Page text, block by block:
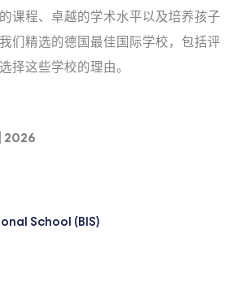
课程、卓越的学术水平以及培养孩子
们精选的德国最佳国际学校，包括评
择这些学校的理由。
2026
School (BIS)